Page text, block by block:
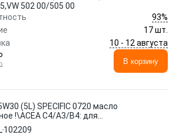
502 00/505 00
93%
17 шт.
10 - 12 августа
В корзину
(5L) SPECIFIC 0720 масло
!\ACEA С4/А3/В4: для
двигателей Renault с DPF
102209